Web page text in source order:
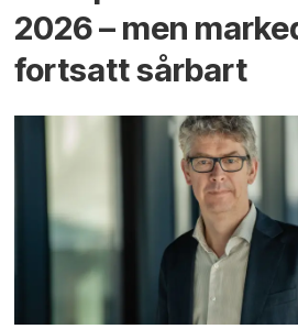
2026 – men
fortsatt sårbart